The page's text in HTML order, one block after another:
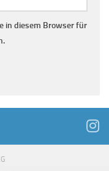
in diesem Browser für